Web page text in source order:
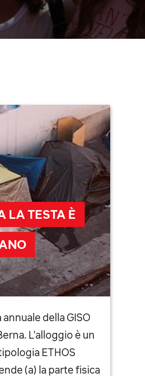
LA TESTA È
della GISO
L'alloggio è un
ETHOS
(a) la parte fisica